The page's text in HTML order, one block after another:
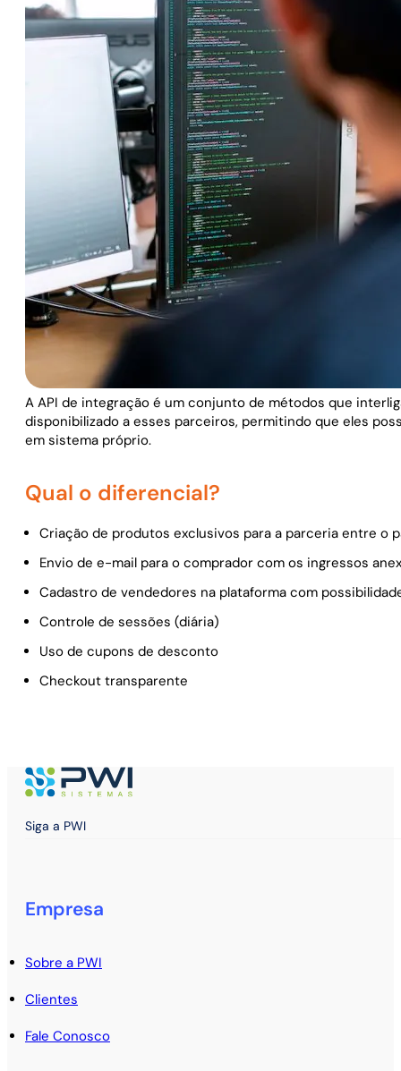
A API de integração é um conjunto de métodos que
disponibilizado a esses parceiros, permitindo que eles
em sistema próprio.
Qual o diferencial?
Criação de produtos exclusivos para a parceria entre o
Envio de e-mail para o comprador com os ingressos
Cadastro de vendedores na plataforma com
Controle de sessões (diária)
Uso de cupons de desconto
Checkout transparente
Siga a PWI
Empresa
Sobre a PWI
Clientes
Fale Conosco